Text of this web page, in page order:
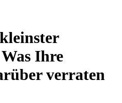
Ihre
verraten